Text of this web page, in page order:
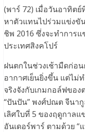
(พาร์ 72) เมื่อวันอาทิต
หาตัวแทนไปร่วมแข่งขั
ชิพ 2016 ซึ่งจะทำการ
ประเทศสิงคโปร์
ฝนตกในช่วงเช้ามืดก่อ
อากาศเย็นยิ่งขึ้น แต่ไม่
จริงจังกับเกมกอล์ฟขอ
“ปันปัน” พงศ์ปณต จีนา
เลิศใบที่ 5 ของฤดูกาล
อันเดอร์พาร์ ตามด้วย